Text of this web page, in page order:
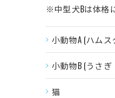
※中型犬Bは体格
小動物A (ハム
小動物B (うさ
猫